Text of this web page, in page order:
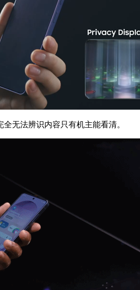
无法辨识内容只有机主能看清。